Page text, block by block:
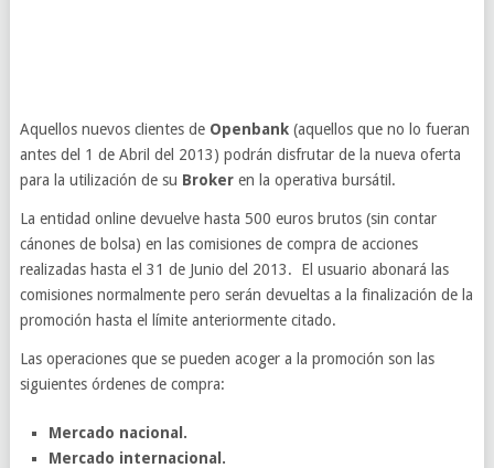
Aquellos nuevos clientes de Openbank(aquellos que no lo fueran
antes del 1 de Abril del 2013) podrán disfrutar de la nueva oferta
para la utilización de su Brokeren la operativa bursátil.
La entidad online devuelve hasta 500 euros brutos (sin contar
cánones de bolsa) en las comisiones de compra de acciones
realizadas hasta el 31 de Junio del 2013. El usuario abonará las
comisiones normalmente pero serán devueltas a la finalización de la
promoción hasta el límite anteriormente citado.
Las operaciones que se pueden acoger a la promoción son las
siguientes órdenes de compra:
Mercado nacional.
Mercado internacional.